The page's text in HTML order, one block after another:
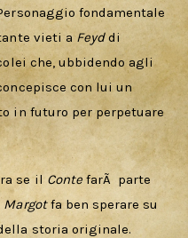
fondamentale
vieti a Feyd di
che, ubbidendo agli
con lui un
in futuro per perpetuare
se il Conte farÃ  parte
Margot fa ben sperare su
storia originale.